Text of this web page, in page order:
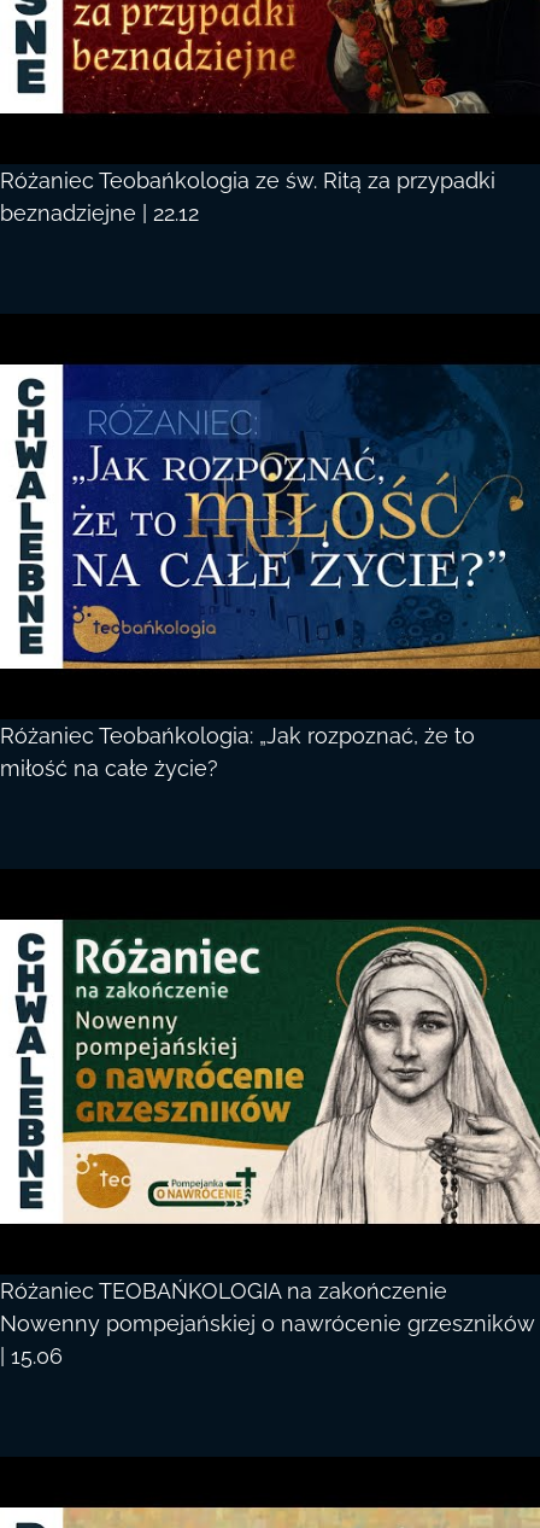
Różaniec Teobańkologia ze św. Ritą za przypadki
beznadziejne | 22.12
Różaniec Teobańkologia: „Jak rozpoznać, że to
miłość na całe życie?
Różaniec TEOBAŃKOLOGIA na zakończenie
Nowenny pompejańskiej o nawrócenie grzeszników
| 15.06